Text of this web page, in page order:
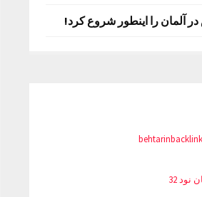
آلمان را اینطور شروع کرد!
32